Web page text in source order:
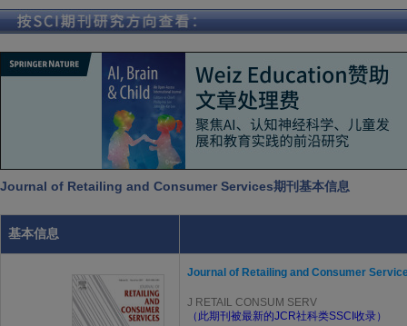
Journal of Retailing and Consumer Services期刊基本信息
基本信息
Journal of Retailing and Consumer
J RETAIL CONSUM SERV
（此期刊被最新的JCR社科类SSCI收录）